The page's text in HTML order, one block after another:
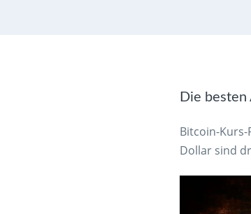
Die besten
Bitcoin-Kurs-
Dollar sind